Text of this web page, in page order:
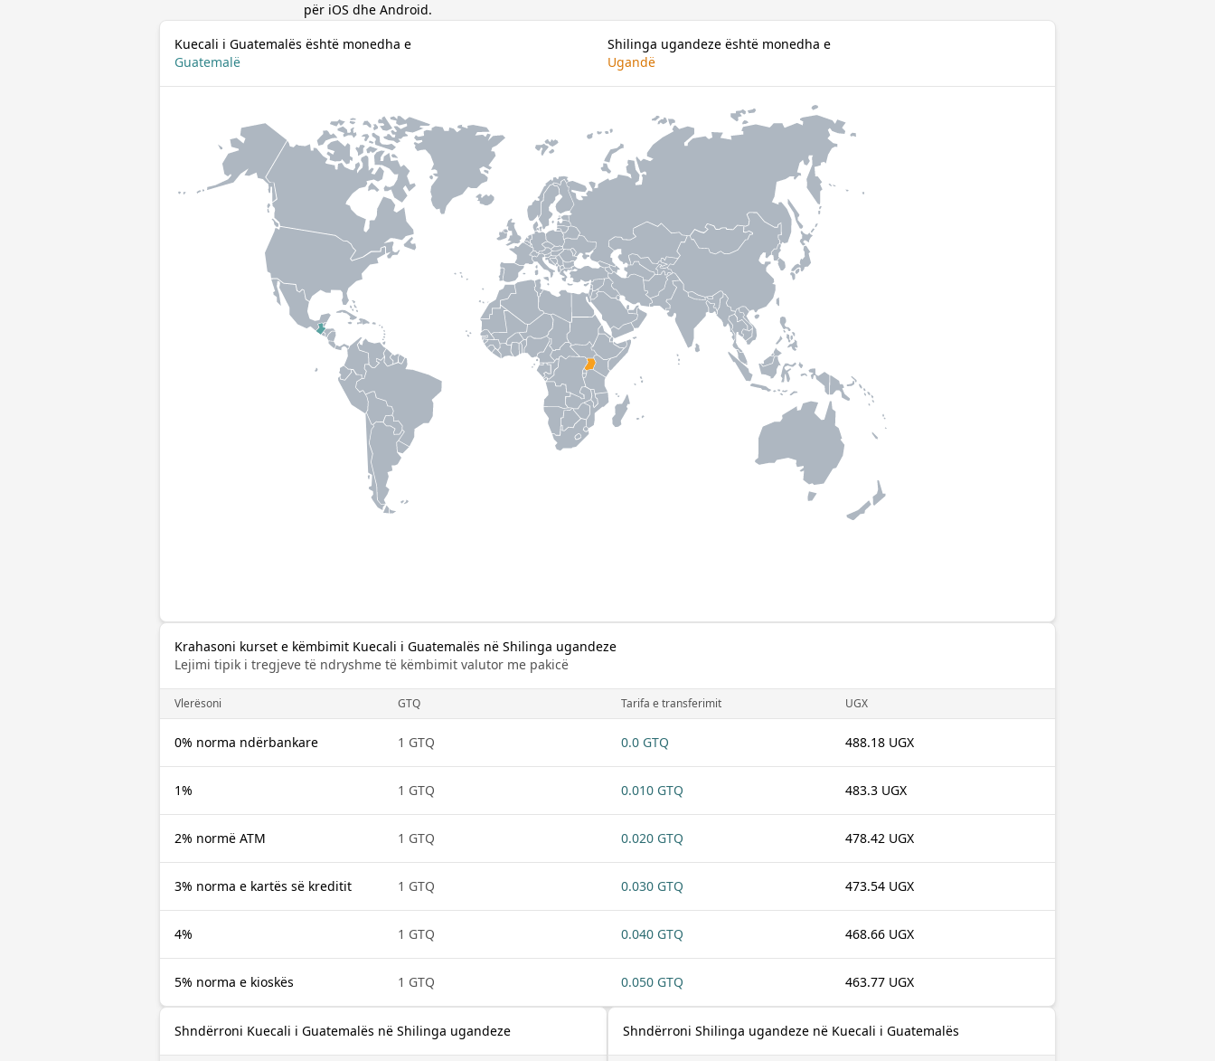
për iOS dhe Android.
Kuecali i Guatemalës është monedha e
Guatemalë
Shilinga ugandeze është monedha e
Ugandë
Krahasoni kurset e këmbimit Kuecali i Guatemalës në Shilinga ugandeze
Lejimi tipik i tregjeve të ndryshme të këmbimit valutor me pakicë
Vlerësoni GTQ Tarifa e transferimit UGX
0% norma ndërbankare 1 GTQ 0.0 GTQ 488.18 UGX
1% 1 GTQ 0.010 GTQ 483.3 UGX
2% normë ATM 1 GTQ 0.020 GTQ 478.42 UGX
3% norma e kartës së kreditit 1 GTQ 0.030 GTQ 473.54 UGX
4% 1 GTQ 0.040 GTQ 468.66 UGX
5% norma e kioskës 1 GTQ 0.050 GTQ 463.77 UGX
Shndërroni Kuecali i Guatemalës në Shilinga ugandeze Shndërroni Shilinga ugandeze në Kuecali i Guatemalës